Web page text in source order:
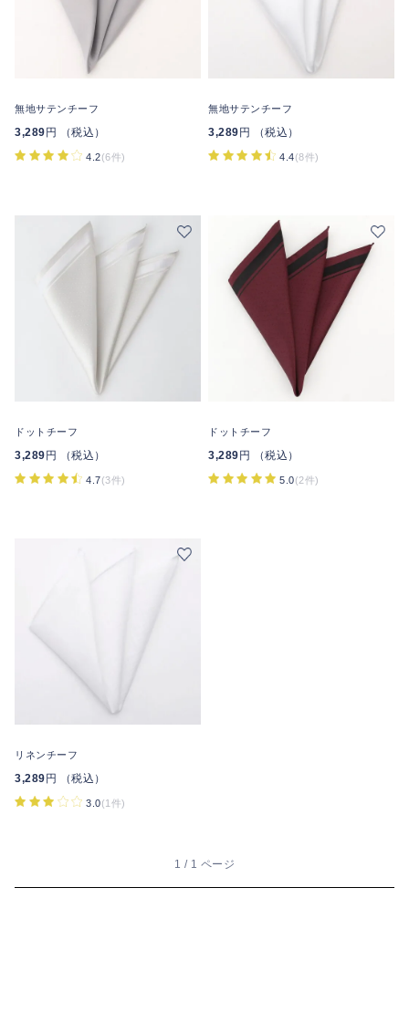
無地サテンチーフ
3,289 円 （税込）
4.2(6件)
無地サテンチーフ
3,289 円 （税込）
4.4(8件)
ドットチーフ
3,289 円 （税込）
4.7(3件)
ドットチーフ
3,289 円 （税込）
5.0(2件)
リネンチーフ
3,289円 （税込）
3.0(1件)
1 / 1 ページ